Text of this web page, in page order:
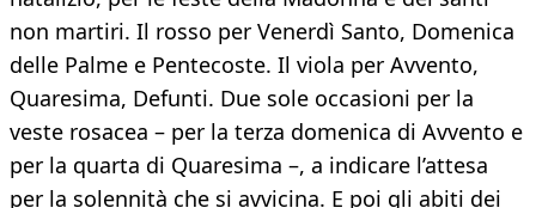
non martiri. Il rosso per Venerdì Santo, Domenica
delle Palme e Pentecoste. Il viola per Avvento,
Quaresima, Defunti. Due sole occasioni per la
veste rosacea – per la terza domenica di Avvento e
per la quarta di Quaresima –, a indicare l’attesa
per la solennità che si avvicina. E poi gli abiti dei